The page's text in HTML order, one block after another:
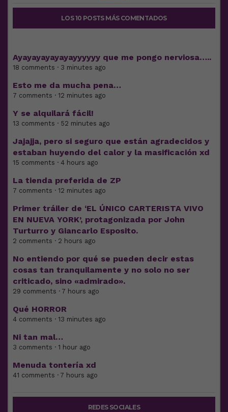
LOS 10 POSTS MÁS COMENTADOS
Ayayayayayayayyyyyy que me pongo nerviosa…..
18 comments · 3 minutes ago
Esto me da mucha pena…
7 comments · 12 minutes ago
Y se alquilará fácil!
13 comments · 52 minutes ago
Jajajja, pero si seguro que están agradecidos y
estaban huyendo del calor y la masificación xd
15 comments · 4 hours ago
La tienda preferida de ZP
7 comments · 12 minutes ago
Primer tráiler de ‘EL ÚNICO CARTERISTA VIVO
EN NUEVA YORK’, protagonizada por John
Turturro y Giancarlo Esposito.
2 comments · 2 hours ago
No entiendo por qué se pueden decir estas
cosas tan tranquilamente y no solo no ser
criticado, sino «admirado».
29 comments · 7 hours ago
Qué HORROR
4 comments · 13 minutes ago
Ni tan mal…
3 comments · 1 hour ago
Menuda tontería xd
41 comments · 7 hours ago
REDES SOCIALES